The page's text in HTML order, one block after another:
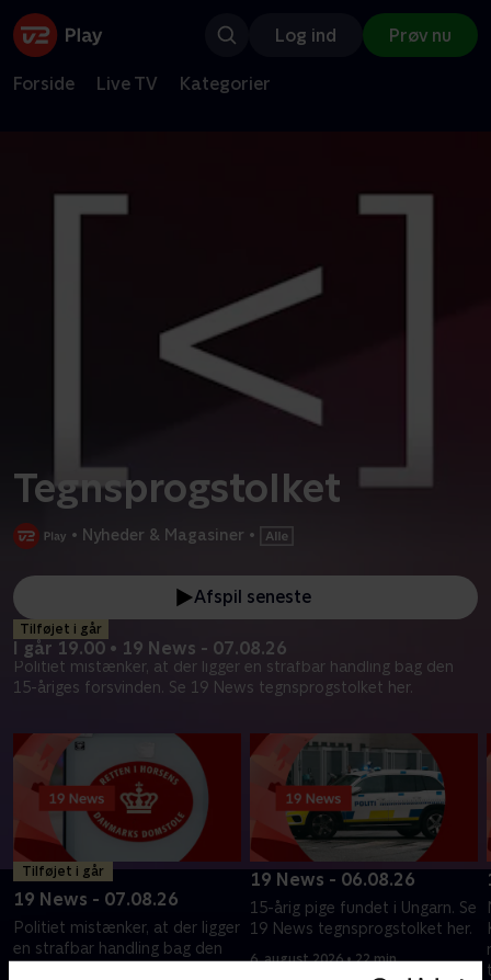
Log ind Prøv nu
Forside Live TV Kategorier
Tegnsprogstolket
• Nyheder & Magasiner •
Tilføjet i går
I går 19.00 • 19 News - 07.08.26
Politiet mistænker, at der ligger en strafbar handling bag den
15-åriges forsvinden. Se 19 News tegnsprogstolket her.
Afspil seneste
Tilføjet i går
19 News - 07.08.26
Politiet mistænker, at der ligger
en strafbar handling bag den
19 News - 06.08.26
15-årig pige fundet i Ungarn. Se
19 News tegnsprogstolket her.
6. august 2026 • 22 min